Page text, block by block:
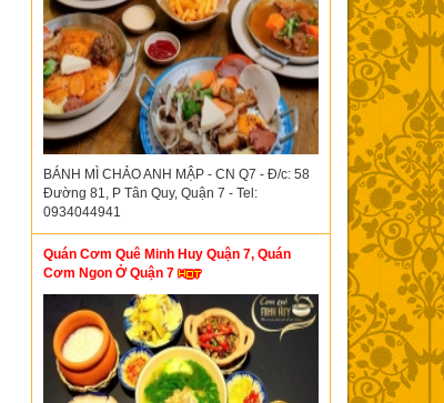
BÁNH MÌ CHẢO ANH MẬP - CN Q7 - Đ/c: 58
Đường 81, P Tân Quy, Quận 7 - Tel:
0934044941
Quán Cơm Quê Minh Huy Quận 7, Quán
Cơm Ngon Ở Quận 7